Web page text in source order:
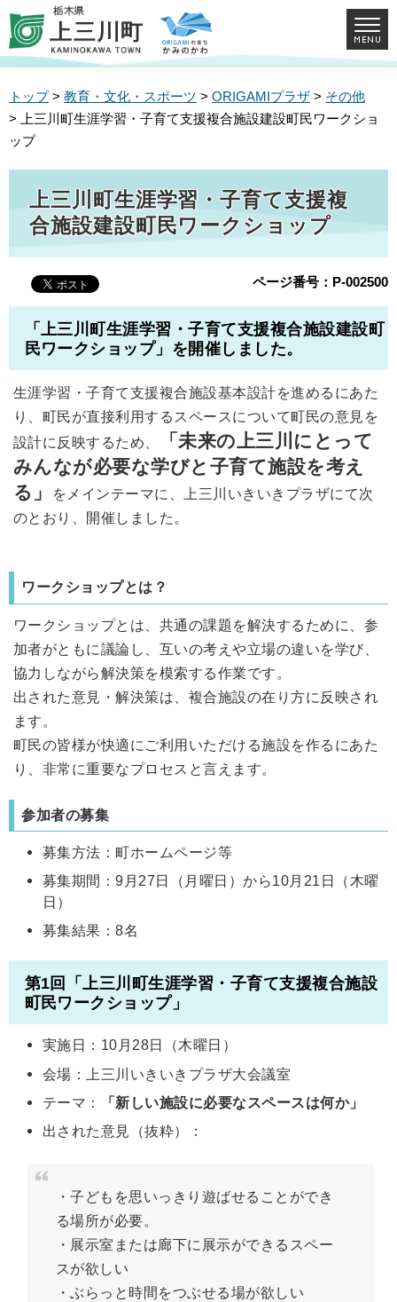
トップ> 教育・文化・スポーツ > ORIGAMIプラザ > その他
> 上三川町生涯学習・子育て支援複合施設建設町民ワークショ
ップ
上三川町生涯学習・子育て支援複
合施設建設町民ワークショップ
ページ番号：P-002500
「上三川町生涯学習・子育て支援複合施設建設町
民ワークショップ」 を開催しました。
生涯学習・子育て支援複合施設基本設計を進めるにあた
り、町民が直接利用するスペースについて町民の意見を
設計に反映するため、
「未来の上三川にとって
みんなが必要な学びと子育て施設を考え
る」
をメインテーマに、上三川いきいきプラザにて次
のとおり、開催しました。
ワークショップとは？
ワークショップとは、共通の課題を解決するために、参
加者がともに議論し、互いの考えや立場の違いを学び、
協力しながら解決策を模索する作業です。
出された意見・解決策は、複合施設の在り方に反映され
ます。
町民の皆様が快適にご利用いただける施設を作るにあた
り、非常に重要なプロセスと言えます。
参加者の募集
募集方法：町ホームページ等
募集期間：9月27日（月曜日）から10月21日（木曜
日）
募集結果：8名
第1回「上三川町生涯学習・子育て支援複合施設
町民ワークショップ」
実施日：10月28日（木曜日）
会場：上三川いきいきプラザ大会議室
テーマ：
「新しい施設に必要なスペースは何か」
出された意見（抜粋）：
・子どもを思いっきり遊ばせることができ
る場所が必要。
・展示室または廊下に展示ができるスペー
スが欲しい
・ぶらっと時間をつぶせる場が欲しい